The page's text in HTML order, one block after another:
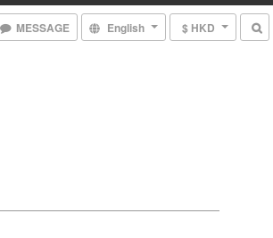
MESSAGE English $ HKD